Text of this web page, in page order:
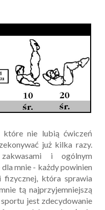
nie lubią ćwiczeń
już kilka razy.
i ogólnym
mnie - każdy powinien
fizycznej, która sprawia
tą najprzyjemniejszą
jest zdecydowanie